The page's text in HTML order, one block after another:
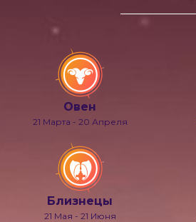
Овен
21 Марта - 20 Апреля
Близнецы
21 Мая - 21 Июня